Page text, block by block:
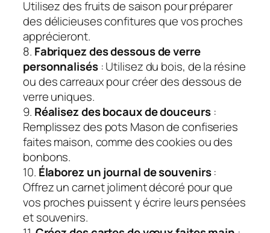
Utilisez des fruits de saison pour préparer
des délicieuses confitures que vos proches
apprécieront.
8. Fabriquez des dessous de verre
personnalisés: Utilisez du bois, de la résine
ou des carreaux pour créer des dessous de
verre uniques.
9. Réalisez des bocaux de douceurs:
Remplissez des pots Mason de confiseries
faites maison, comme des cookies ou des
bonbons.
10. Élaborez un journal de souvenirs:
Offrez un carnet joliment décoré pour que
vos proches puissent y écrire leurs pensées
et souvenirs.